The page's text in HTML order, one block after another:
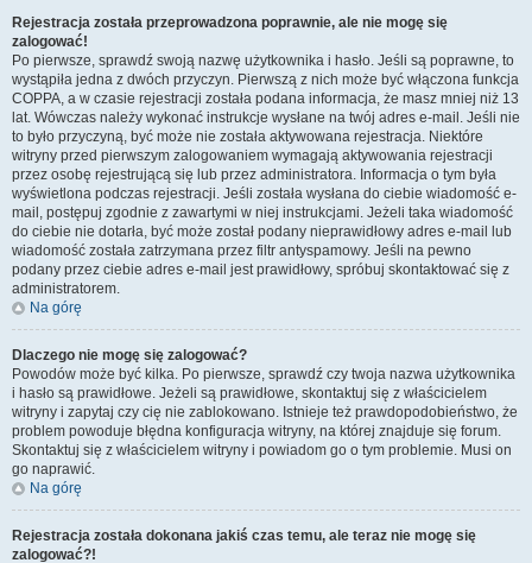
Rejestracja została przeprowadzona poprawnie, ale nie mogę się
zalogować!
Po pierwsze, sprawdź swoją nazwę użytkownika i hasło. Jeśli są poprawne, to
wystąpiła jedna z dwóch przyczyn. Pierwszą z nich może być włączona funkcja
COPPA, a w czasie rejestracji została podana informacja, że masz mniej niż 13
lat. Wówczas należy wykonać instrukcje wysłane na twój adres e-mail. Jeśli nie
to było przyczyną, być może nie została aktywowana rejestracja. Niektóre
witryny przed pierwszym zalogowaniem wymagają aktywowania rejestracji
przez osobę rejestrującą się lub przez administratora. Informacja o tym była
wyświetlona podczas rejestracji. Jeśli została wysłana do ciebie wiadomość e-
mail, postępuj zgodnie z zawartymi w niej instrukcjami. Jeżeli taka wiadomość
do ciebie nie dotarła, być może został podany nieprawidłowy adres e-mail lub
wiadomość została zatrzymana przez filtr antyspamowy. Jeśli na pewno
podany przez ciebie adres e-mail jest prawidłowy, spróbuj skontaktować się z
administratorem.
Na górę
Dlaczego nie mogę się zalogować?
Powodów może być kilka. Po pierwsze, sprawdź czy twoja nazwa użytkownika
i hasło są prawidłowe. Jeżeli są prawidłowe, skontaktuj się z właścicielem
witryny i zapytaj czy cię nie zablokowano. Istnieje też prawdopodobieństwo, że
problem powoduje błędna konfiguracja witryny, na której znajduje się forum.
Skontaktuj się z właścicielem witryny i powiadom go o tym problemie. Musi on
go naprawić.
Na górę
Rejestracja została dokonana jakiś czas temu, ale teraz nie mogę się
zalogować?!